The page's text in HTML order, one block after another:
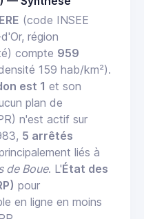
(code INSEE
région
compte 959
159 hab/km²).
est 1 et son
plan de
n'est actif sur
5 arrêtés
liés à
de Boue. L'État des
pour
en ligne en moins